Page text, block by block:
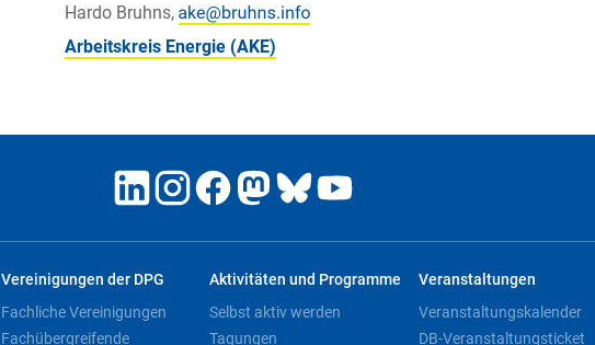
Hardo Bruhns,
Arbeitskreis Energie (AKE)
Vereinigungen der DPG
Fachliche Vereinigungen
Fachübergreifende
Aktivitäten und Programme
Selbst aktiv werden
Tagungen
Veranstaltungen
Veranstaltungskalender
DB-Veranstaltungsticket